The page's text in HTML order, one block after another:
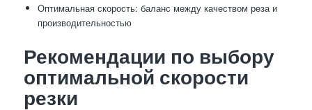
Оптимальная скорость: баланс между качеством реза и
производительностью
Рекомендации по выбору
оптимальной скорости
резки